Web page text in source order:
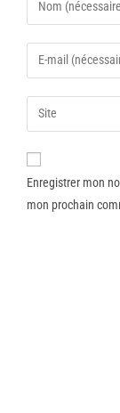
Enregistrer mon
mon prochain